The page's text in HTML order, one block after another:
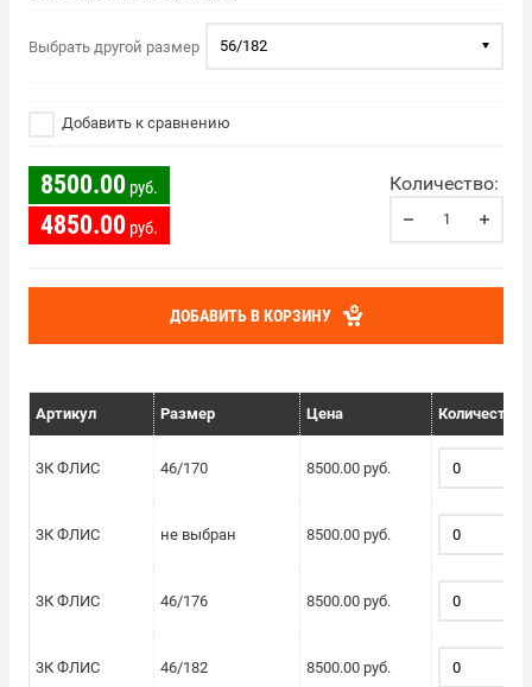
Выбрать другой размер 56/182
Добавить к сравнению
8500.00 руб.
4850.00 руб.
Количество:
ДОБАВИТЬ В КОРЗИНУ
Артикул Размер Цена Количество
3К ФЛИС 46/170 8500.00 руб.
3К ФЛИС не выбран 8500.00 руб.
3К ФЛИС 46/176 8500.00 руб.
3К ФЛИС 46/182 8500.00 руб.